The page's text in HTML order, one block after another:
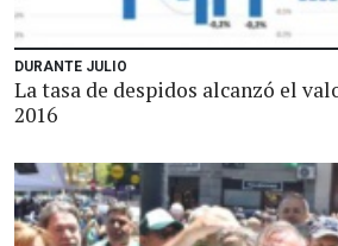
DURANTE JULIO
La tasa de despidos alcanzó el
2016